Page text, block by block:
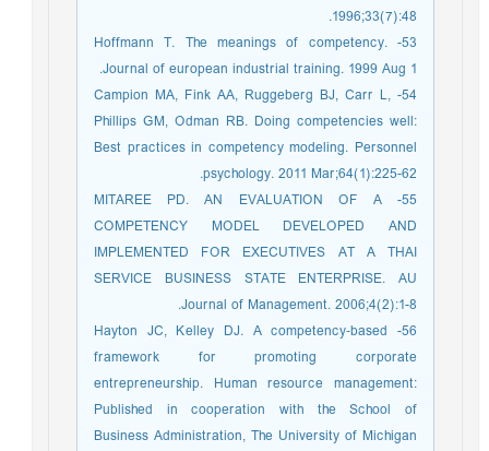
1996;33(7):48.
53- Hoffmann T. The meanings of competency.
Journal of european industrial training. 1999 Aug 1.
54- Campion MA, Fink AA, Ruggeberg BJ, Carr L,
Phillips GM, Odman RB. Doing competencies well:
Best practices in competency modeling. Personnel
psychology. 2011 Mar;64(1):225-62.
55- MITAREE PD. AN EVALUATION OF A
COMPETENCY MODEL DEVELOPED AND
IMPLEMENTED FOR EXECUTIVES AT A THAI
SERVICE BUSINESS STATE ENTERPRISE. AU
Journal of Management. 2006;4(2):1-8.
56- Hayton JC, Kelley DJ. A competency‐based
framework for promoting corporate
entrepreneurship. Human resource management:
Published in cooperation with the School of
Business Administration, The University of Michigan